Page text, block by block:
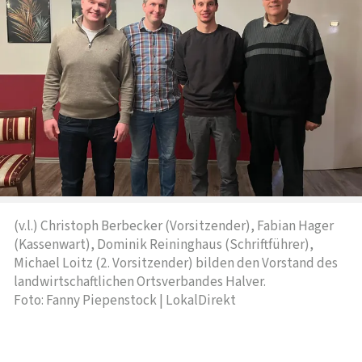
(v.l.) Christoph Berbecker (Vorsitzender), Fabian Hager
(Kassenwart), Dominik Reininghaus (Schriftführer),
Michael Loitz (2. Vorsitzender) bilden den Vorstand des
landwirtschaftlichen Ortsverbandes Halver.
Foto: Fanny Piepenstock | LokalDirekt